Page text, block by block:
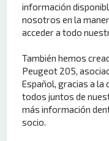
información
nosotros en la
acceder a todo
También hemos
Peugeot 205,
Español, gracias a
todos juntos de
más información
socio.